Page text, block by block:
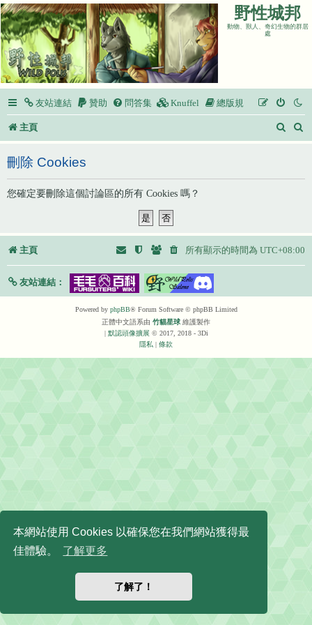
本網站使用 Cookies 以確保您在我們網站獲得最
佳體驗。
了解更多
了解了！
野性城邦
動物、獸人、奇幻生物的群居
處
友站連結 贊助 問答集 Knuffel 總版規
主頁
搜
刪除 Cookies
您確定要刪除這個討論區的所有 Cookies 嗎？
主頁 所有顯示的時間為 UTC+08:00
友站連結：
Powered by phpBB® Forum Software © phpBB Limited
正體中文語系由 竹貓星球 維護製作
| 默認頭像擴展 © 2017, 2018 - 3Di
隱私 | 條款